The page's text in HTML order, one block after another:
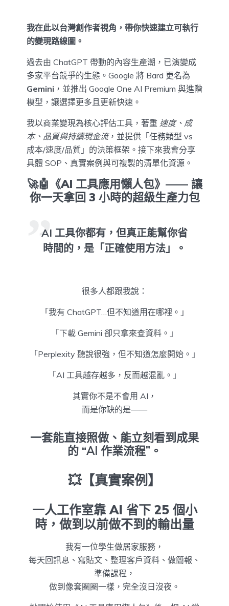
我在此以台灣創作者視角，帶你快速建立可執行
的變現路線圖。
過去由 ChatGPT 帶動的內容生產潮，已演變成
多家平台競爭的生態。Google 將 Bard 更名為
Gemini ，並推出 Google One AI Premium 與進階
模型，讓選擇更多且更新快速。
我以商業變現為核心評估工具，著重 速度、成
本、品質與持續現金流，並提供「任務類型 vs
成本/速度/品質」的決策框架。接下來我會分享
具體 SOP、真實案例與可複製的清單化資源。
🚀🤖《AI 工具應用懶人包》—— 讓
你一天拿回 3 小時的超級生產力包
AI 工具你都有，但真正能幫你省
時間的，是「正確使用方法」。
很多人都跟我說：
「我有 ChatGPT…但不知道用在哪裡。」
「下載 Gemini 卻只拿來查資料。」
「Perplexity 聽說很強，但不知道怎麼開始。」
「AI 工具越存越多，反而越混亂。」
其實你不是不會用 AI，
而是你缺的是——
一套能直接照做、能立刻看到成果
的 “AI 作業流程”。
💥【真實案例】
一人工作室靠 AI 省下 25 個小
時，做到以前做不到的輸出量
我有一位學生做居家服務，
每天回訊息、寫貼文、整理客戶資料、做簡報、
準備課程，
做到像套圈圈一樣，完全沒日沒夜。